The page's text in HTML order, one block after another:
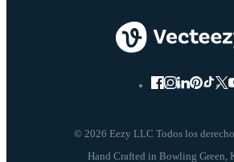
© 2026 Eezy LLC Todos los